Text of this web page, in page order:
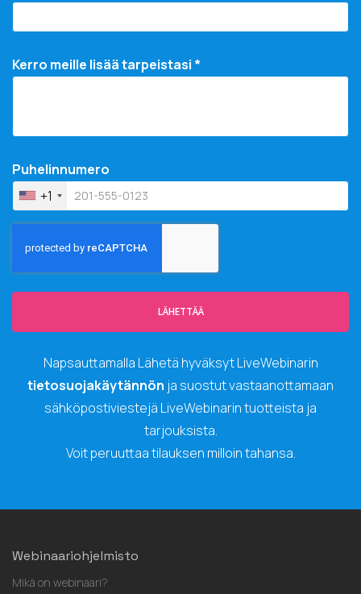
Kerro meille lisää tarpeistasi *
Puhelinnumero
+1
LÄHETTÄÄ
Napsauttamalla Lähetä hyväksyt LiveWebinarin
tietosuojakäytännön ja suostut vastaanottamaan
sähköpostiviestejä LiveWebinarin tuotteista ja
tarjouksista.
Voit peruuttaa tilauksen milloin tahansa.
Webinaariohjelmisto
Mikä on webinaari?